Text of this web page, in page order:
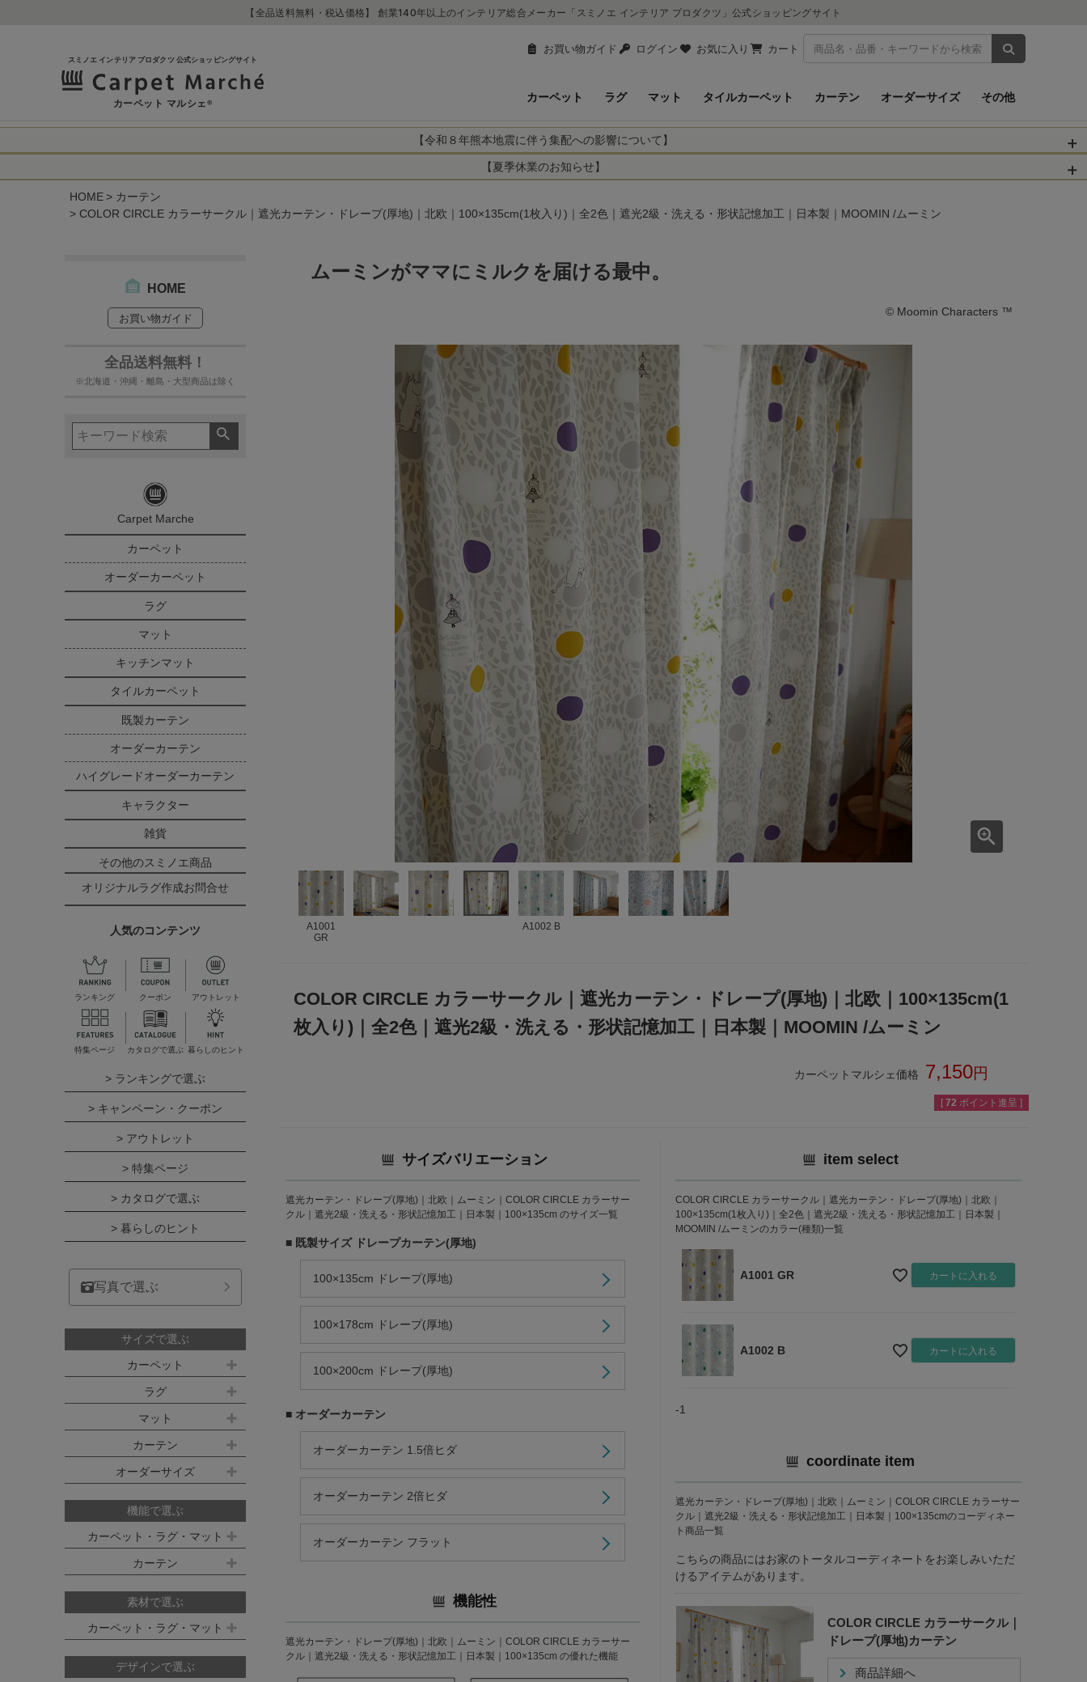
【全品送料無料・税込価格】 創業140年以上のインテリア総合メーカー「スミノエ インテリア プロダクツ」公式ショッピングサイト
お買い物ガイド ログイン お気に入り カート 商品を検索
スミノエ インテリア プロダクツ 公式ショッピングサイト
カーペット マルシェ® カーペット ラグ マット タイルカーペット カーテン オーダーサイズ その他
【令和８年熊本地震に伴う集配への影響について】
令和8年熊本地震により、お亡くなりになられた方々に深く哀悼の意を表しますとともに、被災された皆さま
に心よりお見舞い申し上げます。 この地震の影響により、現在、一部地域を発着するお荷物のお届けに遅れが
・九州から全国あてのお荷物
【夏季休業のお知らせ】
当店は
は2026年8月11日(火)～2026年8月16日(日)
までの期間を休業とさせて頂きます。
休業中のご注文に関しては自動返信メールは届きますが、当店からの注文確認メールの送信、当店へのお問い
HOME
カーテン
COLOR CIRCLE カラーサークル｜遮光カーテン・ドレープ(厚地)｜北欧｜100×135cm(1枚入り)｜全2色｜遮光2級・洗える・形状記憶加工｜日本製｜MOOMIN /ムーミン
HOME
お買い物ガイド
全品送料無料！
※北海道・沖縄・離島・大型商品は除く
Carpet Marche
カーペット
オーダーカーペット
ラグ
マット
キッチンマット
タイルカーペット
既製カーテン
オーダーカーテン
ハイグレードオーダーカーテン
キャラクター
雑貨
その他のスミノエ商品
オリジナルラグ作成お問合せ
人気のコンテンツ
ランキング クーポン アウトレット
特集ページ カタログで選ぶ 暮らしのヒント
> ランキングで選ぶ
> キャンペーン・クーポン
> アウトレット
> 特集ページ
> カタログで選ぶ
> 暮らしのヒント
写真で選ぶ
サイズで選ぶ
カーペット
江戸間サイズ(3畳～10畳)
江戸間 3畳(176x261cm)
江戸間 4.5畳(261x261cm)
江戸間 6畳(261x352cm)
江戸間 8畳(352x352cm)
江戸間 10畳(352x440cm)
本間サイズ(3畳～8畳)
本間 3畳(191x286cm)
本間 8畳(382x382cm)
ラグ
約100ｘ140cm
約140ｘ200cm(約1.5畳)
約160ｘ230cm(約2畳)
約200ｘ250cm(約3畳)
約200ｘ300cm(約3.5畳)
約250ｘ250cm
約250ｘ350cm
約300ｘ300cm
約300ｘ350cm
マット
キッチンマット
デスクマット
カーテン
既製サイズ ドレープ(厚地)
100ｘ135cm
100ｘ178cm
100ｘ200cm
100ｘ133cm
100ｘ176cm
100ｘ198cm
オーダーサイズ
オーダーカーペット
オーダーキッチンマット
オーダーカーペットの測り方
オーダーカーテンの測り方
機能で選ぶ
カーペット・ラグ・マット
防炎 防音
消臭
すべり止め
遊び毛防止
アレルブロック
制電
日本製
カーテン
洗える 遮光
防炎
アレルブロック
素材で選ぶ
カーペット・ラグ・マット
ナイロン
ウール
デザインで選ぶ
ムーミンがママにミルクを届ける最中。
© Moomin Characters ™
A1001
GR
A1002 B
COLOR CIRCLE カラーサークル｜遮光カーテン・ドレープ(厚地)｜北欧｜100×135cm(1
枚入り)｜全2色｜遮光2級・洗える・形状記憶加工｜日本製｜MOOMIN /ムーミン
カーペットマルシェ価格 7,150
[ 72 ポイント進呈 ]
サイズバリエーション
遮光カーテン・ドレープ(厚地)｜北欧｜ムーミン｜COLOR CIRCLE カラーサー
クル｜遮光2級・洗える・形状記憶加工｜日本製｜100×135cm のサイズ一覧
■ 既製サイズ ドレープカーテン(厚地)
100×135cm ドレープ(厚地)
100×178cm ドレープ(厚地)
100×200cm ドレープ(厚地)
■ オーダーカーテン
オーダーカーテン 1.5倍ヒダ
オーダーカーテン 2倍ヒダ
オーダーカーテン フラット
機能性
遮光カーテン・ドレープ(厚地)｜北欧｜ムーミン｜COLOR CIRCLE カラーサー
クル｜遮光2級・洗える・形状記憶加工｜日本製｜100×135cm の優れた機能
item select
COLOR CIRCLE カラーサークル｜遮光カーテン・ドレープ(厚地)｜北欧｜
100×135cm(1枚入り)｜全2色｜遮光2級・洗える・形状記憶加工｜日本製｜
MOOMIN /ムーミンのカラー(種類)一覧
A1001 GR カートに入れる
A1002 B カートに入れる
-1
coordinate item
遮光カーテン・ドレープ(厚地)｜北欧｜ムーミン｜COLOR CIRCLE カラーサー
クル｜遮光2級・洗える・形状記憶加工｜日本製｜100×135cmのコーディネー
ト商品一覧
こちらの商品にはお家のトータルコーディネートをお楽しみいただ
けるアイテムがあります。
COLOR CIRCLE カラーサークル｜
ドレープ(厚地)カーテン
商品詳細へ